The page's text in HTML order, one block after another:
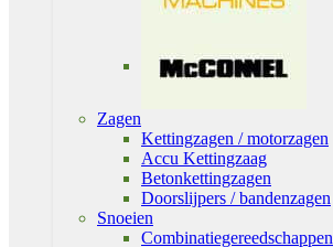
Zagen
Kettingzagen / motorzagen
Accu Kettingzaag
Betonkettingzagen
Doorslijpers / bandenzagen
Snoeien
Combinatiegereedschappen